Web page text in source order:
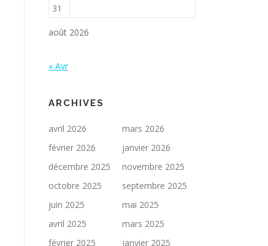
août 2026
31
« Avr
ARCHIVES
avril 2026
mars 2026
février 2026
janvier 2026
décembre 2025
novembre 2025
octobre 2025
septembre 2025
juin 2025
mai 2025
avril 2025
mars 2025
février 2025
janvier 2025